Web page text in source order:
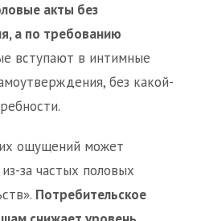
акты без
а по требованию
вступают в интимные
без какой-
ощущений может
за частых половых
Потребительское